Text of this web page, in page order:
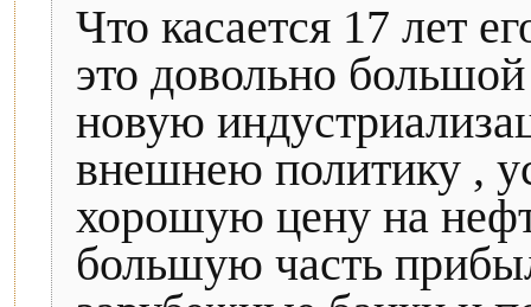
Что касается 17 лет
это довольно
новую
внешнею политику ,
хорошую цену на
большую часть